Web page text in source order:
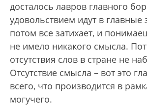
досталось лавров главного
удовольствием идут в главные
потом все затихает, и
не имело никакого смысла.
отсутствия слов в стране не
Отсутствие смысла – вот это
всего, что производится в
могучего.